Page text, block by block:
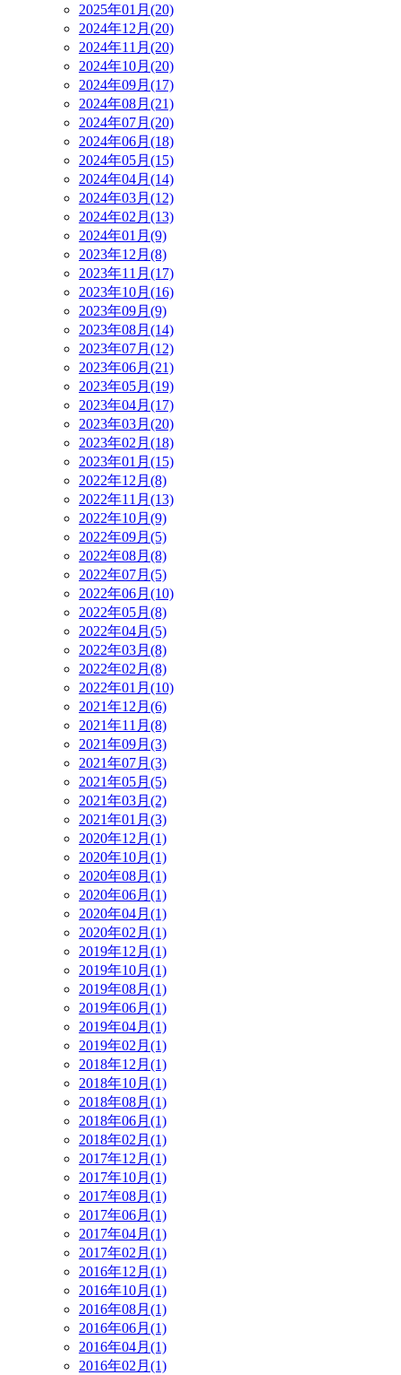
2025年01月(20)
2024年12月(20)
2024年11月(20)
2024年10月(20)
2024年09月(17)
2024年08月(21)
2024年07月(20)
2024年06月(18)
2024年05月(15)
2024年04月(14)
2024年03月(12)
2024年02月(13)
2024年01月(9)
2023年12月(8)
2023年11月(17)
2023年10月(16)
2023年09月(9)
2023年08月(14)
2023年07月(12)
2023年06月(21)
2023年05月(19)
2023年04月(17)
2023年03月(20)
2023年02月(18)
2023年01月(15)
2022年12月(8)
2022年11月(13)
2022年10月(9)
2022年09月(5)
2022年08月(8)
2022年07月(5)
2022年06月(10)
2022年05月(8)
2022年04月(5)
2022年03月(8)
2022年02月(8)
2022年01月(10)
2021年12月(6)
2021年11月(8)
2021年09月(3)
2021年07月(3)
2021年05月(5)
2021年03月(2)
2021年01月(3)
2020年12月(1)
2020年10月(1)
2020年08月(1)
2020年06月(1)
2020年04月(1)
2020年02月(1)
2019年12月(1)
2019年10月(1)
2019年08月(1)
2019年06月(1)
2019年04月(1)
2019年02月(1)
2018年12月(1)
2018年10月(1)
2018年08月(1)
2018年06月(1)
2018年02月(1)
2017年12月(1)
2017年10月(1)
2017年08月(1)
2017年06月(1)
2017年04月(1)
2017年02月(1)
2016年12月(1)
2016年10月(1)
2016年08月(1)
2016年06月(1)
2016年04月(1)
2016年02月(1)